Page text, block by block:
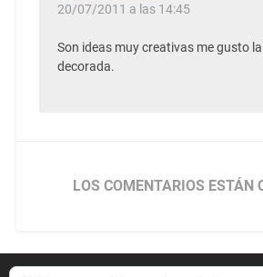
20/07/2011 a las 14:45
Son ideas muy creativas me gusto
decorada.
LOS COMENTARIOS ESTÁN